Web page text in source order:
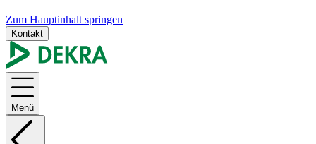
Zum Hauptinhalt springen
Kontakt
Menü